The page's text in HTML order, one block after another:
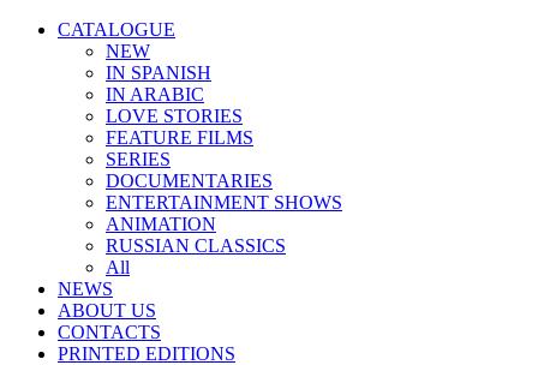
CATALOGUE
NEW
IN SPANISH
IN ARABIС
LOVE STORIES
FEATURE FILMS
SERIES
DOCUMENTARIES
ENTERTAINMENT SHOWS
ANIMATION
RUSSIAN CLASSICS
All
NEWS
ABOUT US
CONTACTS
PRINTED EDITIONS